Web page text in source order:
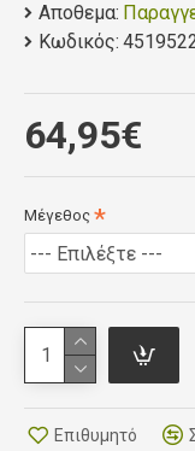
Engineered
conditions
Reflective
Silicone
Αποθεμα:
Κωδικός:
64,95€
Μέγεθος
Επιθυμητό